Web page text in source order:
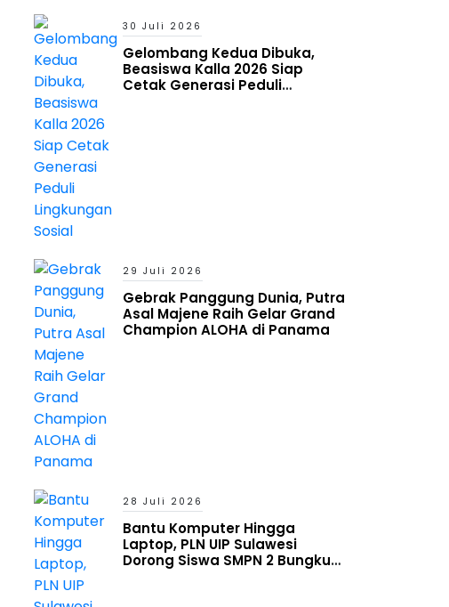
30 Juli 2026
Gelombang Kedua Dibuka,
Beasiswa Kalla 2026 Siap
Cetak Generasi Peduli
29 Juli 2026
Gebrak Panggung Dunia, Putra
Asal Majene Raih Gelar Grand
Champion ALOHA di Panama
28 Juli 2026
Bantu Komputer Hingga
Laptop, PLN UIP Sulawesi
Dorong Siswa SMPN 2 Bungku